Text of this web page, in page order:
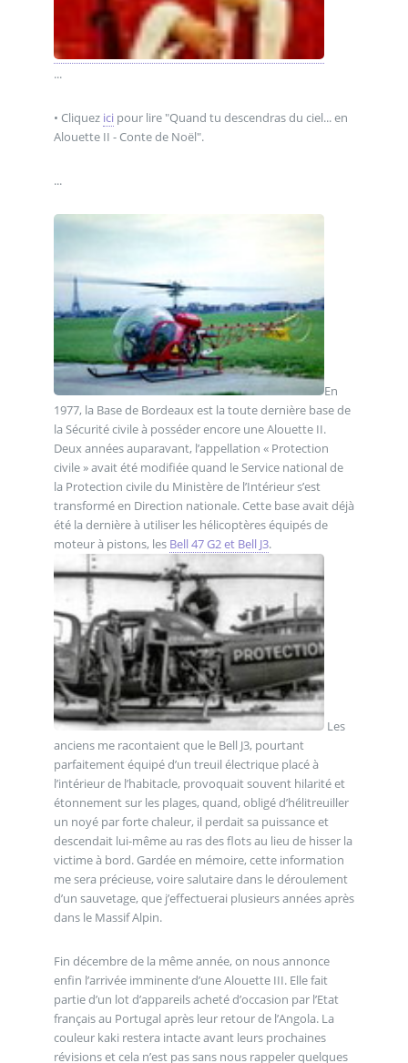
...
• Cliquez ici pour lire "Quand tu descendras du ciel... en
Alouette II - Conte de Noël".
...
En
1977, la Base de Bordeaux est la toute dernière base de
la Sécurité civile à posséder encore une Alouette II.
Deux années auparavant, l’appellation « Protection
civile » avait été modifiée quand le Service national de
la Protection civile du Ministère de l’Intérieur s’est
transformé en Direction nationale. Cette base avait déjà
été la dernière à utiliser les hélicoptères équipés de
moteur à pistons, les Bell 47 G2 et Bell J3.
Les
anciens me racontaient que le Bell J3, pourtant
parfaitement équipé d’un treuil électrique placé à
l’intérieur de l’habitacle, provoquait souvent hilarité et
étonnement sur les plages, quand, obligé d’hélitreuiller
un noyé par forte chaleur, il perdait sa puissance et
descendait lui-même au ras des flots au lieu de hisser la
victime à bord. Gardée en mémoire, cette information
me sera précieuse, voire salutaire dans le déroulement
d’un sauvetage, que j’effectuerai plusieurs années après
dans le Massif Alpin.
Fin décembre de la même année, on nous annonce
enfin l’arrivée imminente d’une Alouette III. Elle fait
partie d’un lot d’appareils acheté d’occasion par l’Etat
français au Portugal après leur retour de l’Angola. La
couleur kaki restera intacte avant leurs prochaines
révisions et cela n’est pas sans nous rappeler quelques